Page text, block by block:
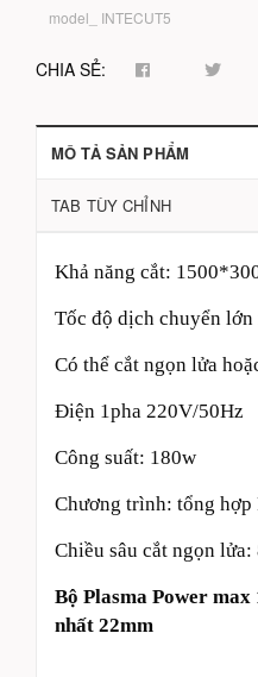
model_ INTECUT5
CHIA SẺ:
MÔ TẢ SẢN PHẨM
TAB TÙY CHỈNH
Khả năng cắt:
Tốc độ dịch chuyển
Có thể cắt ngọn lửa
Điện 1pha 220V/50Hz
Công suất: 180w
Chương trình: tổng hợp
Chiều sâu cắt ngọn lửa:
Bộ Plasma Power max
nhất 22mm